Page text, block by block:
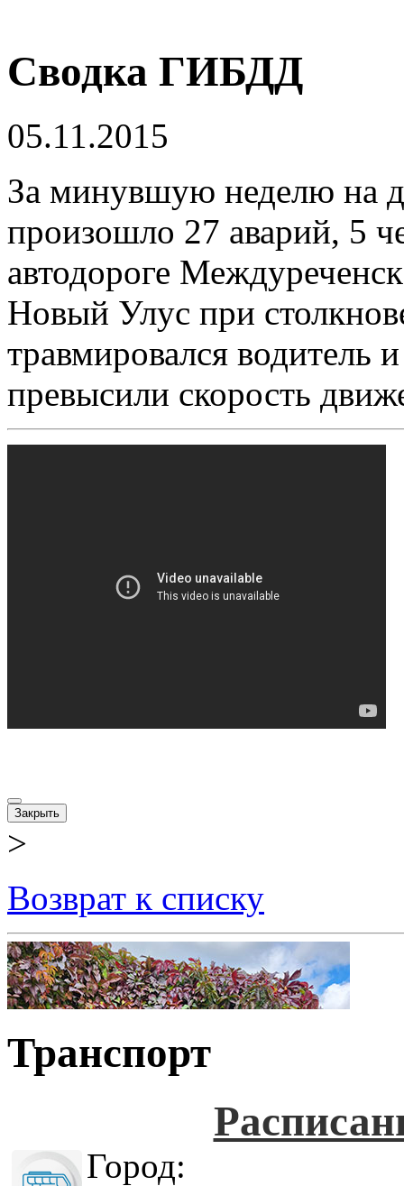
Сводка ГИБДД
05.11.2015
За минувшую неделю на
произошло 27 аварий, 5
автодороге
Новый Улус при
травмировался водитель
превысили скорость
Закрыть
>
Возврат к списку
Транспорт
Город: